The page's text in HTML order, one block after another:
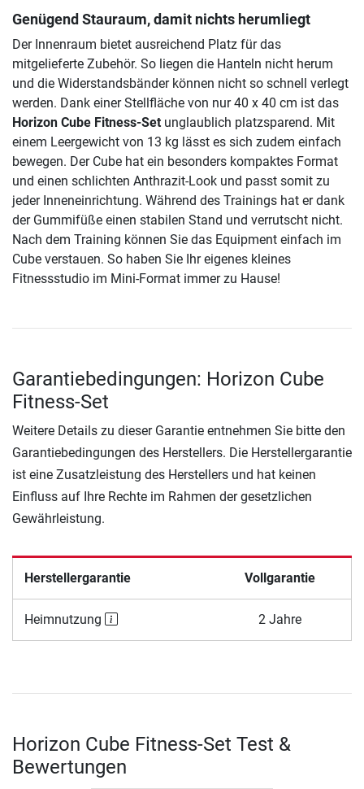
Genügend Stauraum, damit nichts herumliegt
Der Innenraum bietet ausreichend Platz für das
mitgelieferte Zubehör. So liegen die Hanteln nicht herum
und die Widerstandsbänder können nicht so schnell verlegt
werden. Dank einer Stellfläche von nur 40 x 40 cm ist das
Horizon Cube Fitness-Set unglaublich platzsparend. Mit
einem Leergewicht von 13 kg lässt es sich zudem einfach
bewegen. Der Cube hat ein besonders kompaktes Format
und einen schlichten Anthrazit-Look und passt somit zu
jeder Inneneinrichtung. Während des Trainings hat er dank
der Gummifüße einen stabilen Stand und verrutscht nicht.
Nach dem Training können Sie das Equipment einfach im
Cube verstauen. So haben Sie Ihr eigenes kleines
Fitnessstudio im Mini-Format immer zu Hause!
Garantiebedingungen: Horizon Cube
Fitness-Set
Weitere Details zu dieser Garantie entnehmen Sie bitte den
Garantiebedingungen des Herstellers. Die Herstellergarantie
ist eine Zusatzleistung des Herstellers und hat keinen
Einfluss auf Ihre Rechte im Rahmen der gesetzlichen
Gewährleistung.
Herstellergarantie Vollgarantie
Heimnutzung 2 Jahre
Horizon Cube Fitness-Set Test &
Bewertungen